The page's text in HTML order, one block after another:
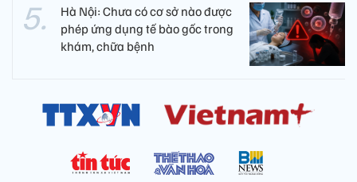
Hà Nội: Chưa có cơ sở nào được
phép ứng dụng tế bào gốc trong
khám, chữa bệnh